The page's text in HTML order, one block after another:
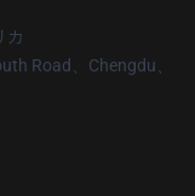
カ
Road、Chengdu、